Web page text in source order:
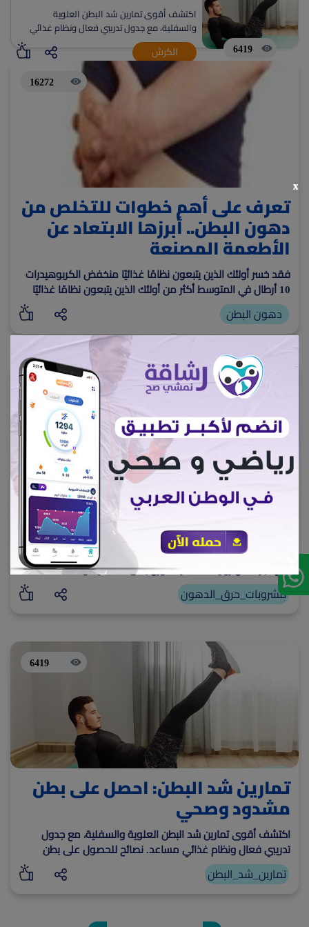
أعلن معنا
(current)
6419
اكتشف أقوى تمارين شد البطن العلوية
والسفلية، مع جدول تدريبي فعال ونظام غذائي
مساعد. نصائح للحصول على بطن مشدود وتجنب
الأخطاء الشائعة.
الكرش
16272
تعرف على أهم خطوات للتخلص من
دهون البطن.. أبرزها الابتعاد عن
الأطعمة المصنعة
فقد خسر أولئك الذين يتبعون نظامًا غذائيًا منخفض الكربوهيدرات
10 أرطال في المتوسط أكثر من أولئك الذين يتبعون نظامًا غذائيًا
قليل الدسم.
دهون البطن
10229
أفضل مشروبات حرق الدهون
بسرعة: دليلك العلمي والصحي
اكتشف قائمة مشروبات حرق الدهون المدعومة علمياً، واجعل
منها جزءاً من روتينك لخسارة الوزن بطريقة صحية ومستدامة،
وتعرف على الأضرار الخفية للمشروبات الغازية.
مشروبات_حرق_الدهون
6419
تمارين شد البطن: احصل على بطن
مشدود وصحي
اكتشف أقوى تمارين شد البطن العلوية والسفلية، مع جدول
تدريبي فعال ونظام غذائي مساعد. نصائح للحصول على بطن
مشدود وتجنب الأخطاء الشائعة.
تمارين_شد_البطن
x